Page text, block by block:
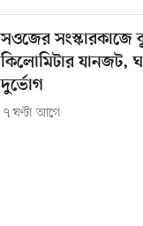
সওজের সংস্কারকাজে
কিলোমিটার যানজট,
দুর্ভোগ
৭ ঘণ্টা আগে